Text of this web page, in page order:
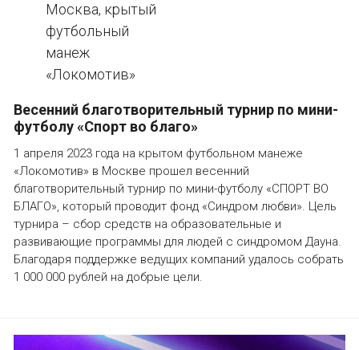
Москва, крытый
футбольный
манеж
«Локомотив»
Весенний благотворительный турнир по мини-
футболу «Спорт во благо»
1 апреля 2023 года на крытом футбольном манеже
«Локомотив» в Москве прошел весенний
благотворительный турнир по мини-футболу «СПОРТ ВО
БЛАГО», который проводит фонд «Синдром любви». Цель
турнира – сбор средств на образовательные и
развивающие программы для людей с синдромом Дауна.
Благодаря поддержке ведущих компаний удалось собрать
1 000 000 рублей на добрые цели.